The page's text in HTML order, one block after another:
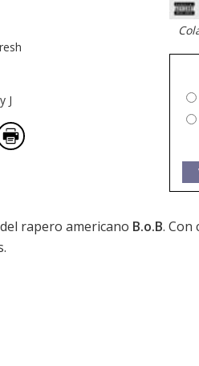
J
rapero americano B.o.B. Con